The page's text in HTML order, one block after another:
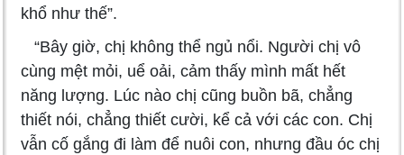
khổ như thế”.
“Bây giờ, chị không thể ngủ nổi. Người chị vô
cùng mệt mỏi, uể oải, cảm thấy mình mất hết
năng lượng. Lúc nào chị cũng buồn bã, chẳng
thiết nói, chẳng thiết cười, kể cả với các con. Chị
vẫn cố gắng đi làm để nuôi con, nhưng đầu óc chị